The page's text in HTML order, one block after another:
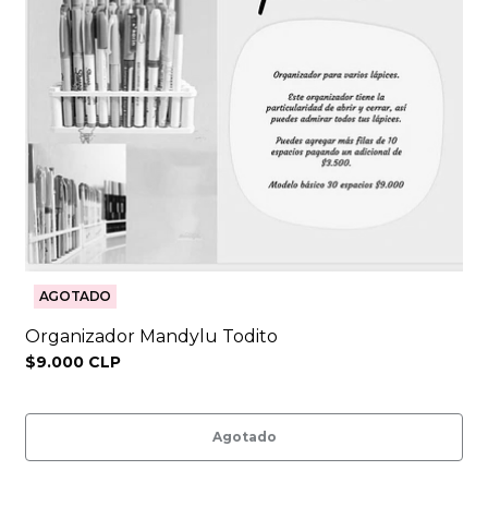
AGOTADO
Organizador Mandylu Todito
$9.000 CLP
Agotado